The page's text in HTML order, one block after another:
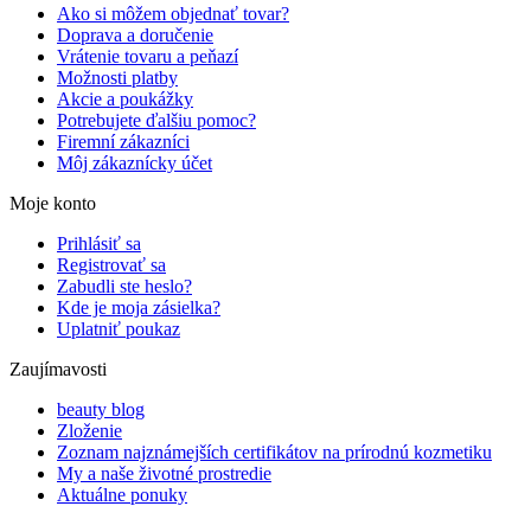
Ako si môžem objednať tovar?
Doprava a doručenie
Vrátenie tovaru a peňazí
Možnosti platby
Akcie a poukážky
Potrebujete ďalšiu pomoc?
Firemní zákazníci
Môj zákaznícky účet
Moje konto
Prihlásiť sa
Registrovať sa
Zabudli ste heslo?
Kde je moja zásielka?
Uplatniť poukaz
Zaujímavosti
beauty blog
Zloženie
Zoznam najznámejších certifikátov na prírodnú kozmetiku
My a naše životné prostredie
Aktuálne ponuky